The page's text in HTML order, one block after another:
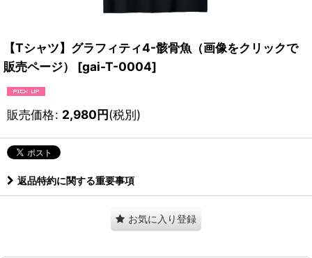
【Tシャツ】グラフィティ4-骸骨魚（画像をクリックで
販売ページ）
[gai-T-0004]
販売価格: 2,980円(税別)
返品特約に関する重要事項
お気に入り登録